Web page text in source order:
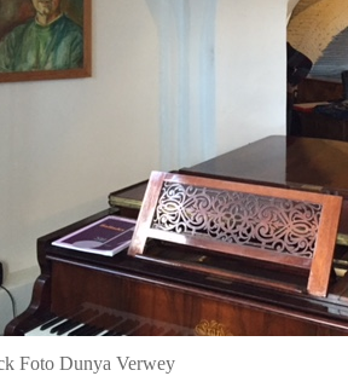
Foto Dunya Verwey